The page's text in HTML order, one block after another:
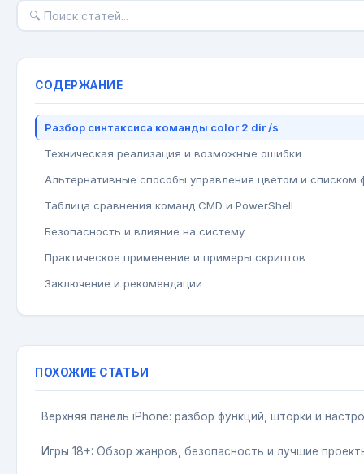
СОДЕРЖАНИЕ
Разбор синтаксиса команды color 2 dir /s
Техническая реализация и возможные ошибки
Альтернативные способы управления цветом и списком
Таблица сравнения команд CMD и PowerShell
Безопасность и влияние на систему
Практическое применение и примеры скриптов
Заключение и рекомендации
ПОХОЖИЕ СТАТЬИ
Верхняя панель iPhone: разбор функций, шторки и
Игры 18+: Обзор жанров, безопасность и лучшие